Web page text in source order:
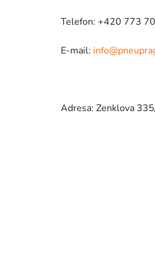
Telefon: +420 773
E-mail:
Adresa: Zenklova